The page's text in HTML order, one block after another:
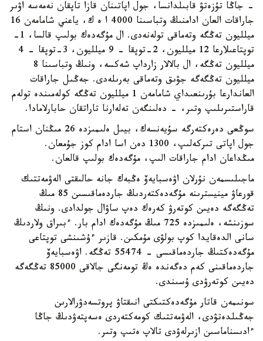
- جاڭا تۇزەتۋ قابىلدانسا، جول اپاتىنان قازا تاپقان نەمەسە اۋىر
جاراقات العان ادامنىڭ وتباسىنا 4000 ا ە ك، ياعني شامامەن 16
ميلليون تەڭگە وتەماقى تولەنەدى. ال مۇگەدەك بولىپ قالسا، 1-
توپتاعىلارعا 12 ميلليون، 2-توپقا - 9 ميلليون، 3-توپقا - 4
ميلليون تەڭگە، ال بالالار زارداپ شەكسە، ونىڭ وتباسىنا 8
ميلليون تەڭگەگە جۋىق وتەماقى بەرىلەدى. جەڭىل جاراقات
العاندارعا بۇرىنعىداي شامامەن 1 ميلليون تەڭگە كولەمىندە تولەم
قاراستىرىلىپ وتىر، - دەلىنگەن تەلەارنا تاراتقان حابارلامادا.
سوڭعى دەرەكتەرگە سۇيەنسەك، بيىل ەلىمىزدە 26 مىڭنان استام
جول اپاتى تىركەلىپ، 1300 دەن اسا ادام كوز جۇمعان.
مىڭداعان ادام جاراقات الىپ، مۇگەدەك بولىپ قالعان.
ماجىلىسمەن نۇرلان اۋەسبايەۆ ەڭبەك جانە حالىقتى الەۋمەتتىك
قورعاۋ مينيسترىنە مۇگەدەكتەردىڭ جاردەماقىسىن 85 مىڭ
تەڭگەگە دەيىن كوتەرۋ كەرەك دەپ ساۋال جولدادى. ونىڭ
سوزىنشە، ەلىمىزدە 725 مىڭ مۇگەدەك ادام بار. ءبىراق ولاردىڭ
سانى الدەقايدا كوپ بولۋى مۇمكىن. قازىر ءۇشىنشى توپتاعى
مۇگەدەكتىڭ جاردەماقىسى - 55474 تەڭگە. اۋەسبايەۆ
جاردەماقىنى كەم دەگەندە ەڭ تومەنگى جالاقى 85000 تەڭگەگە
دەيىن كوتەرۋدى ۇسىندى.
سونىمەن قاتار مۇگەدەكتىكتى انىقتاۋ پروتسەدۋرالارىن
جەڭىلدەتۋدى، الەۋمەتتىك كومەكتەردى ەسەپتەۋدىڭ جاڭا
ءادىسناماسىن ازىرلەۋدى تالاپ ەتىپ وتىر.